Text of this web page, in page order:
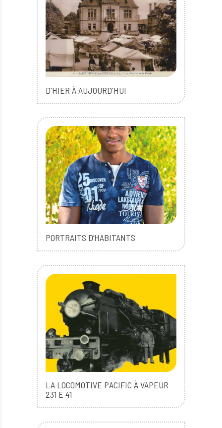
D'HIER À AUJOURD'HUI
PORTRAITS D’HABITANTS
LA LOCOMOTIVE PACIFIC À VAPEUR
231 E 41